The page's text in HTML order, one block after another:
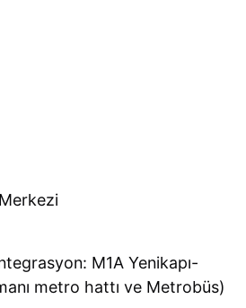
M1A Yenikapı-
metro hattı ve Metrobüs)